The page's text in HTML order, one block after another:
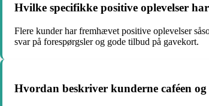
Hvilke specifikke positive oplevelser
Flere kunder har fremhævet positive oplevelser
svar på forespørgsler og gode tilbud på gavekort.
Hvordan beskriver kunderne caféen